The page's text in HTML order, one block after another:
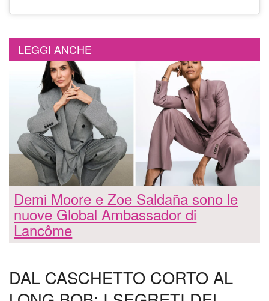
LEGGI ANCHE
Demi Moore e Zoe Saldaña sono le
nuove Global Ambassador di
Lancôme
DAL CASCHETTO CORTO AL